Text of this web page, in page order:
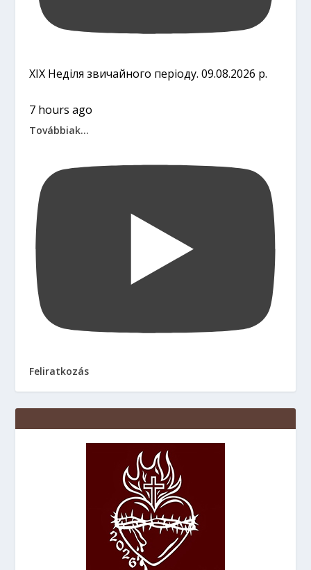
ХІХ Неділя звичайного періоду. 09.08.2026 р.
7 hours ago
Továbbiak...
Feliratkozás